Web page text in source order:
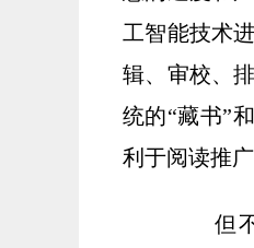
工智能技术
辑、审校、
统的“藏书”
利于阅读推广
但不